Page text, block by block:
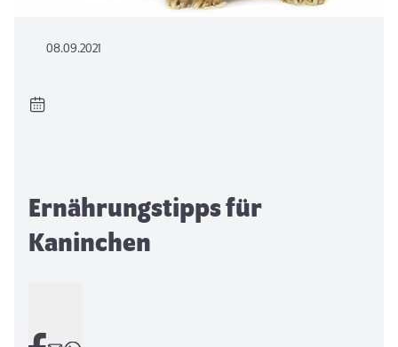
08.09.2021
Ernährungstipps für
Kaninchen